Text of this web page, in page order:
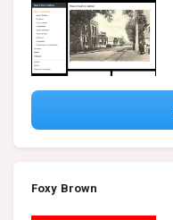
Foxy Brown